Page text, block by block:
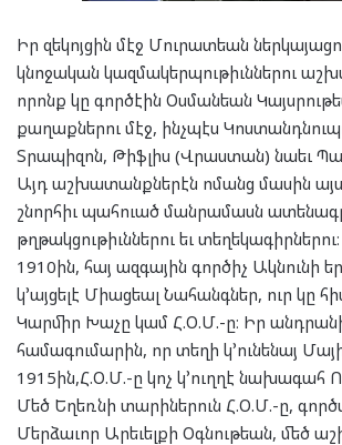
Իր զեկոյցին մէջ Մուրատեան
կնոջական կազմակերպութիւններու
որոնք կը գործէին Օսմանեան
քաղաքներու մէջ, ինչպէս
Տրապիզոն, Թիֆլիս (Վրաստան) նաեւ
Այդ աշխատանքներէն ոմանց մասին
շնորհիւ պահուած մանրամասն
թղթակցութիւններու եւ տեղեկագիրներու։
1910ին, հայ ազգային գործիչ Ակնունի
կ՚այցելէ Միացեալ Նահանգներ, ուր կը
Կարմիր Խաչը կամ Հ.Օ.Մ.-ը։ Իր
համագումարին, որ տեղի կ՚ունենայ
1915ին,Հ.Օ.Մ.-ը կոչ կ՚ուղղէ նախագահ
Մեծ Եղեռնի տարիներուն Հ.Օ.Մ.-ը,
Մերձաւոր Արեւելքի Օգնութեան, մեծ